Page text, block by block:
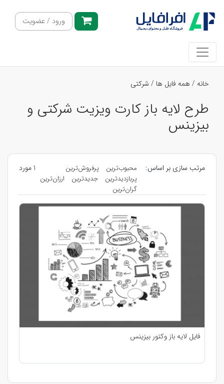
ورود / عضویت
خانه / همه فایل ها / شرکتی
طرح لایه باز کارت ویزیت شرکتی و
بیزینس
مرتب سازی بر اساس: محبوب‌ترین
پرفروش‌ترین
پربازدیدترین
جدیدترین
ارزان‌ترین
گران‌ترین
1 مورد
فایل لایه باز وکتور بیزینس